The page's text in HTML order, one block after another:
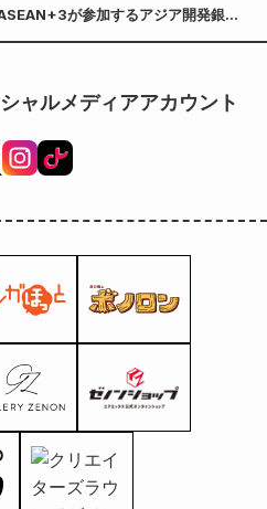
が参加するアジア開発銀行
際会議の交流会で、コアミックス社
ャルメディアアカウント